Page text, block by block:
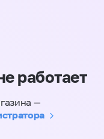
работает
—